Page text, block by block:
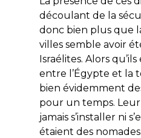
découlant de la
donc bien plus que
villes semble avoir
Israélites. Alors
entre l’Égypte et la
bien évidemment
pour un temps.
jamais s’installer ni
étaient des